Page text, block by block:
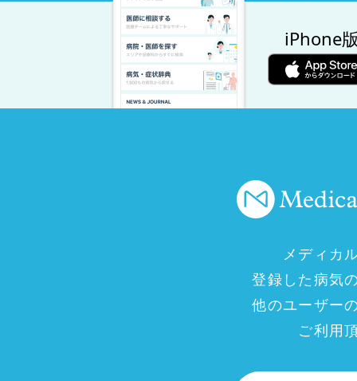
iPhone
メディカ
登録した病気
他のユーザー
ご利用